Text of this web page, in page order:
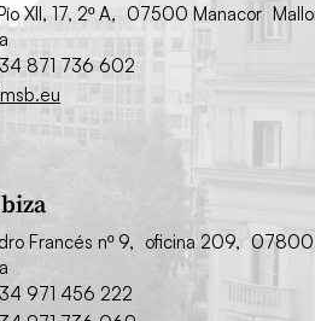
XII, 17, 2º A, 07500 Manacor
871 736 602
Francés nº 9, oficina 209, 07800
971 456 222